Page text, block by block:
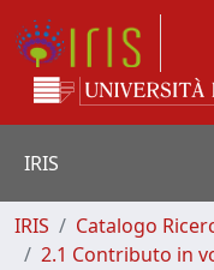
IRIS
IRIS Catalogo
2.1 Contributo in